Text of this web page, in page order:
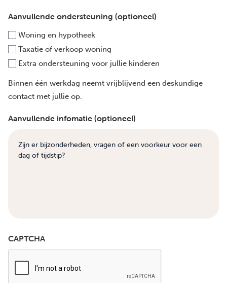
Aanvullende ondersteuning (optioneel)
Woning en hypotheek
Taxatie of verkoop woning
Extra ondersteuning voor jullie kinderen
Binnen één werkdag neemt vrijblijvend een deskundige
contact met jullie op.
Aanvullende infomatie (optioneel)
CAPTCHA